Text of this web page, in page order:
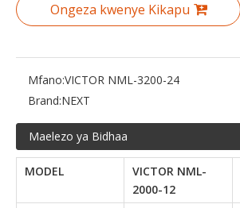
Ongeza kwenye Kikapu
Mfano:VICTOR NML-3200-24
Brand:NEXT
Maelezo ya Bidhaa
MODEL
VICTOR NML-
2000-12